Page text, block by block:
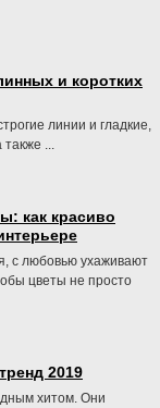
и коротких
линии и гладкие,
также ...
как красиво
с любовью ухаживают
цветы не просто
2019
хитом. Они